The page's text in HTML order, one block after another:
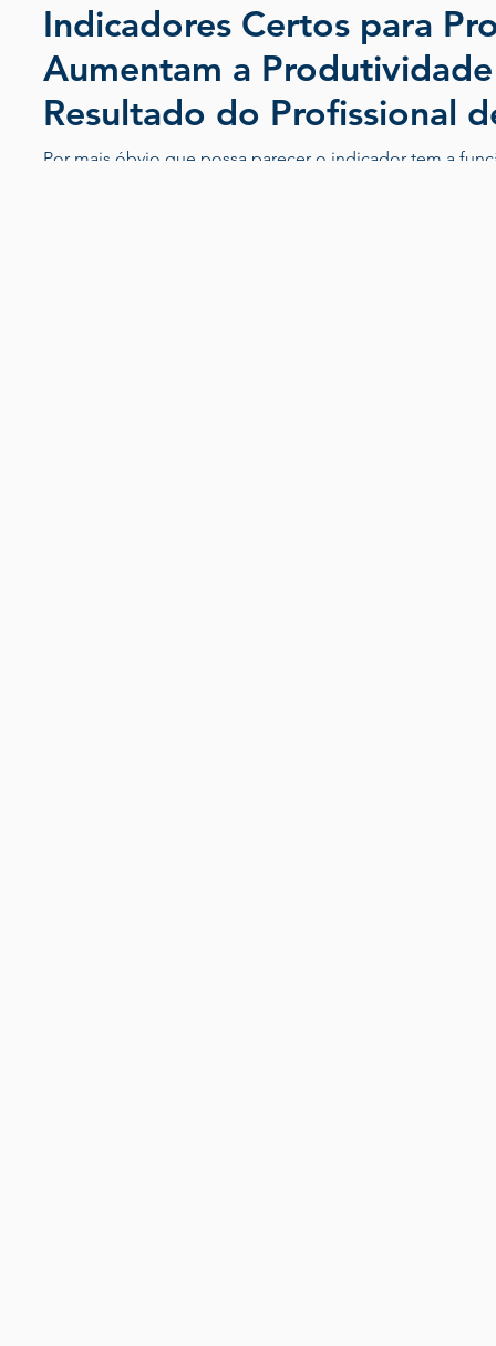
Indicadores Certos para
Aumentam a
Resultado do Profissional
Processo
Por mais óbvio que possa parecer o indicador tem a